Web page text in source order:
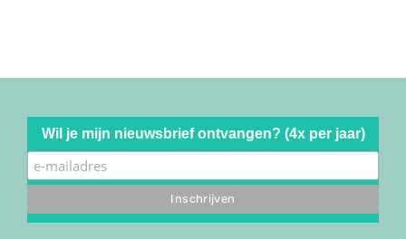
Wil je mijn nieuwsbrief ontvangen? (4x per jaar)